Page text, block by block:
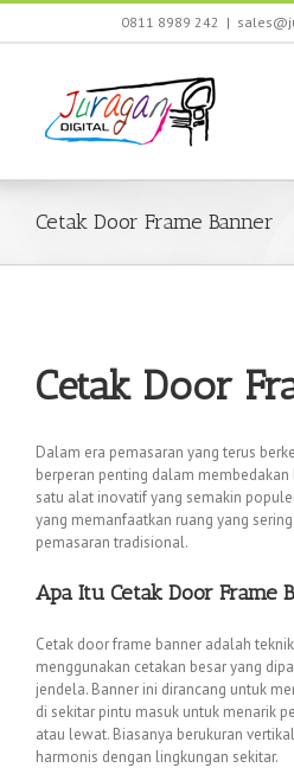
Skip
0811 8989 242 |
Cetak Door Frame Banner
Cetak Door
Dalam era pemasaran yang terus
berperan penting dalam membedakan
satu alat inovatif yang semakin
yang memanfaatkan ruang yang
pemasaran tradisional.
Apa Itu Cetak Door Frame
Cetak door frame banner adalah
menggunakan cetakan besar yang
jendela. Banner ini dirancang untuk
di sekitar pintu masuk untuk menarik
atau lewat. Biasanya berukuran
harmonis dengan lingkungan sekitar.